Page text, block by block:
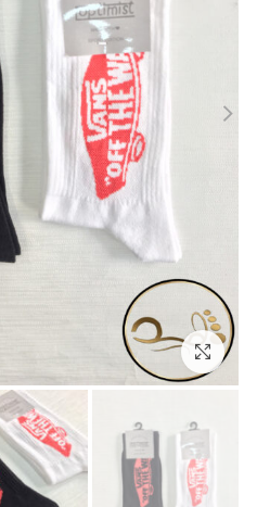
بزرگنمایی تصویر